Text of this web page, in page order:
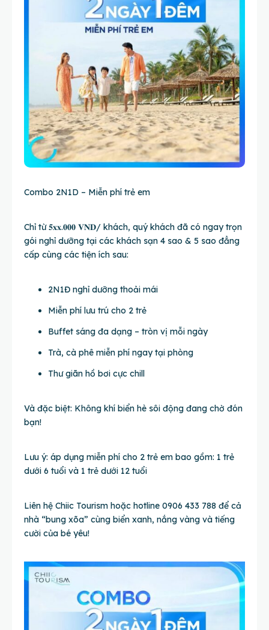
Combo 2N1D – Miễn phí trẻ em
Chỉ từ 𝟓𝐱𝐱.𝟎𝟎𝟎 𝐕𝐍𝐃/ khách, quý khách đã có ngay trọn
gói nghỉ dưỡng tại các khách sạn 4 sao & 5 sao đẳng
cấp cùng các tiện ích sau:
2N1Đ nghỉ dưỡng thoải mái
Miễn phí lưu trú cho 2 trẻ
Buffet sáng đa dạng – tròn vị mỗi ngày
Trà, cà phê miễn phí ngay tại phòng
Thư giãn hồ bơi cực chill
Và đặc biệt: Không khí biển hè sôi động đang chờ đón
bạn!
Lưu ý: áp dụng miễn phí cho 2 trẻ em bao gồm: 1 trẻ
dưới 6 tuổi và 1 trẻ dưới 12 tuổi
Liên hệ Chiic Tourism hoặc hotline 0906 433 788 để cả
nhà “bung xõa” cùng biển xanh, nắng vàng và tiếng
cười của bé yêu!